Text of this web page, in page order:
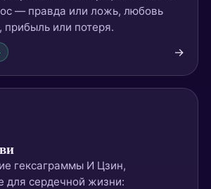
— правда или ложь, любовь
прибыль или потеря.
→
гексаграммы И Цзин,
для сердечной жизни: